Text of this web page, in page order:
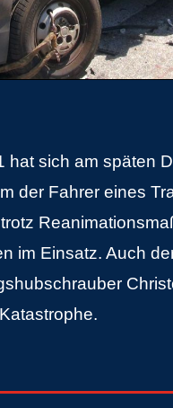
hat sich am späten
der Fahrer eines
im Einsatz. Auch